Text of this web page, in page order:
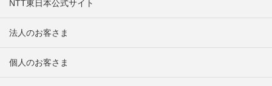
NTT東日本公式サイト
法人のお客さま
個人のお客さま